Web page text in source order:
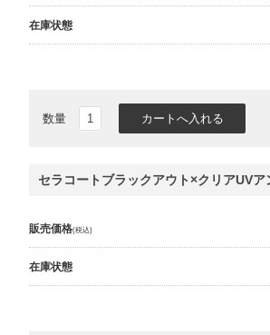
在庫状態
数量
セラコートブラックアウト×クリアUVア
販売価格(税込)
在庫状態